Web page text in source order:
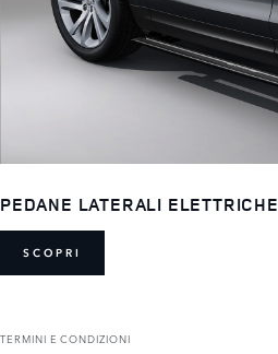
PEDANE LATERALI ELETTRICHE
SCOPRI
TERMINI E CONDIZIONI